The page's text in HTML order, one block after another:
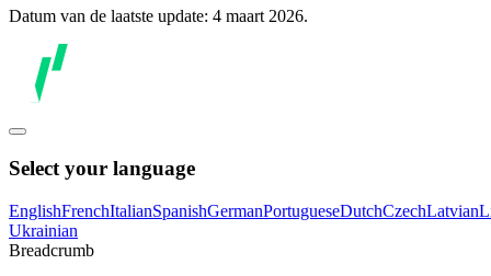
Datum van de laatste update: 4 maart 2026.
Select your language
EnglishFrenchItalianSpanishGermanPortugueseDutchCzechLatvian
Ukrainian
Breadcrumb